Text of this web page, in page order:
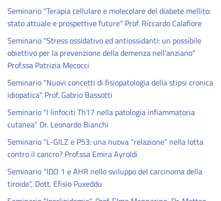
Seminario "Terapia cellulare e molecolare del diabete mellito:
stato attuale e prospettive future" Prof. Riccardo Calafiore
Seminario "Stress ossidativo ed antiossidanti: un possibile
obiettivo per la prevenzione della demenza nell’anziano"
Prof.ssa Patrizia Mecocci
Seminario "Nuovi concetti di fisiopatologia della stipsi cronica
idiopatica" Prof. Gabrio Bassotti
Seminario "I linfociti Th17 nella patologia infiammatoria
cutanea" Dr. Leonardo Bianchi
Seminario "L-GILZ e P53: una nuova “relazione” nella lotta
contro il cancro? Prof.ssa Emira Ayroldi
Seminario "IDO 1 e AHR nello sviluppo del carcinoma della
tiroide", Dott. Efisio Puxeddu